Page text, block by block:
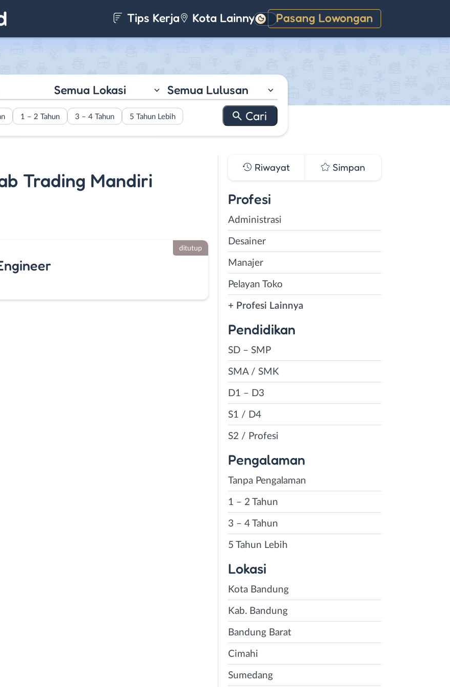
Tips Kerja Kota Lainnya Pasang Lowongan
Gelap
Semua Lokasi Semua Lulusan
1 – 2 Tahun 3 – 4 Tahun 5 Tahun Lebih
Trading Mandiri
ditutup
Riwayat Simpan
Profesi
Administrasi
Desainer
Manajer
Pelayan Toko
+ Profesi Lainnya
Pendidikan
SD – SMP
SMA / SMK
D1 – D3
S1 / D4
S2 / Profesi
Pengalaman
Tanpa Pengalaman
1 – 2 Tahun
3 – 4 Tahun
5 Tahun Lebih
Lokasi
Kota Bandung
Kab. Bandung
Bandung Barat
Cimahi
Sumedang